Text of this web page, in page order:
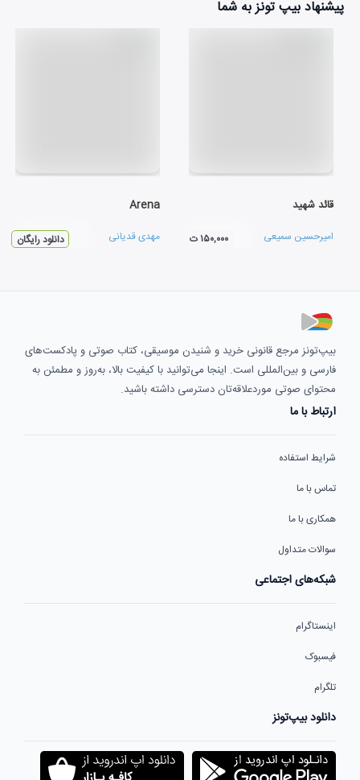
پیشنهاد بیپ تونز به شما
قائد شهید
امیرحسین سمیعی ۱۵۰,۰۰۰ ت
Arena
مهدی قدیانی دانلود رایگان
بیپ‌تونز مرجع قانونی خرید و شنیدن موسیقی، کتاب صوتی و پادکست‌های
فارسی و بین‌المللی است. اینجا می‌توانید با کیفیت بالا، به‌روز و مطمئن به
محتوای صوتی موردعلاقه‌تان دسترسی داشته باشید.
ارتباط با ما
شرایط استفاده
تماس با ما
همکاری با ما
سوالات متداول
شبکه‌های اجتماعی
اینستاگرام
فیسبوک
تلگرام
دانلود بیپ‌تونز